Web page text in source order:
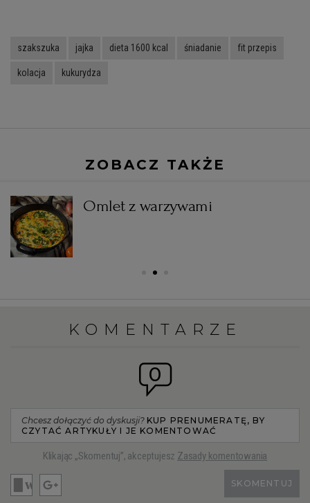
szakszuka jajka dieta 1600 kcal śniadanie fit przepis
kolacja kukurydza
ZOBACZ TAKŻE
Omlet z warzywami
KOMENTARZE
0
Chcesz dołączyć do dyskusji? KUP PRENUMERATĘ, BY
CZYTAĆ ARTYKUŁY I JE KOMENTOWAĆ
Klikając „Skomentuj”, akceptujesz Zasady komentowania
SKOMENTUJ